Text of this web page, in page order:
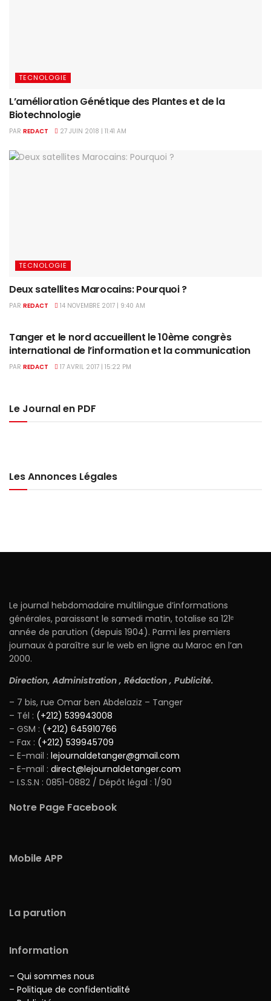
TECNOLOGIE
L’amélioration Génétique des Plantes et de la
Biotechnologie
PAR REDACT 27 JUIN 2018 | 11:41 AM
TECNOLOGIE
Deux satellites Marocains: Pourquoi ?
PAR REDACT 14 NOVEMBRE 2017 | 9:40 AM
Tanger et le nord accueillent le 10ème congrès
international de l’information et la communication
PAR REDACT 17 AVRIL 2017 | 15:22 PM
Le Journal en PDF
Les Annonces Légales
Le journal hebdomadaire multilingue d’informations
générales, paraissant le samedi matin, totalise sa 121ᵉ
année de parution (depuis 1904). Parmi les premiers
journaux à paraître sur le web en ligne au Maroc en l’an
2000.
Direction, Administration , Rédaction , Publicité.
– 7 bis, rue Omar ben Abdelaziz – Tanger
– Tél : (+212) 539943008
– GSM : (+212) 645910766
– Fax : (+212) 539945709
– E-mail : lejournaldetanger@gmail.com
– E-mail : direct@lejournaldetanger.com
– I.S.S.N : 0851-0882 / Dépôt légal : 1/90
Notre Page Facebook
Mobile APP
La parution
Information
– Qui sommes nous
– Politique de confidentialité